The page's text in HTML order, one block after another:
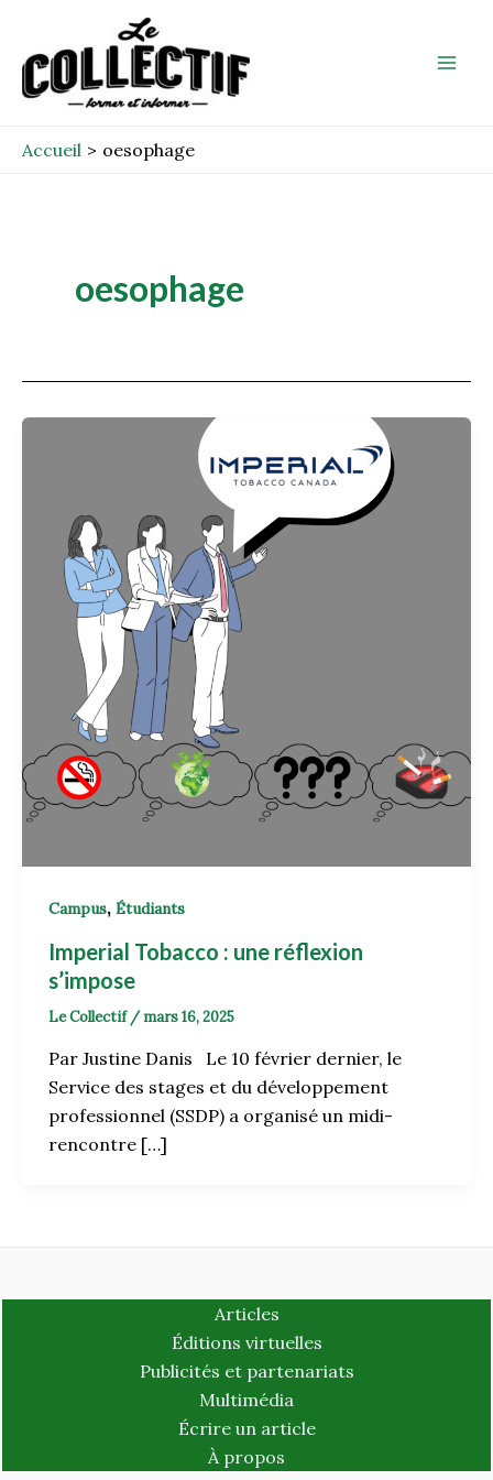
contenu
Accueil oesophage
oesophage
Campus, Étudiants
Imperial Tobacco : une réflexion
s’impose
Le Collectif / mars 16, 2025
Par Justine Danis Le 10 février dernier, le
Service des stages et du développement
professionnel (SSDP) a organisé un midi-
rencontre […]
Articles
Éditions virtuelles
Publicités et partenariats
Multimédia
Écrire un article
À propos